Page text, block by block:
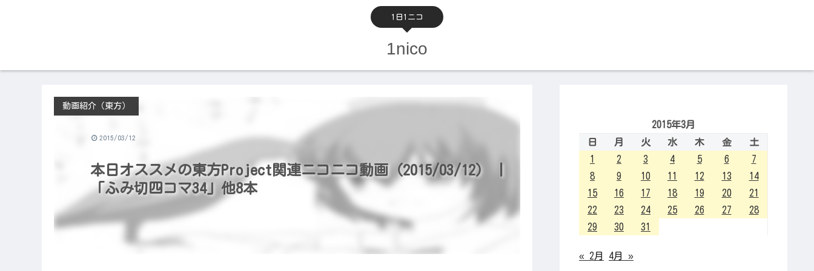
1日1ニコ
1nico
本日オススメの東方Project関連ニコニコ動画（2015/03/12） |
「ふみ切四コマ34」他8本
動画紹介（東方）
2015/03/12
2015年3月
日
月 火 水 木 金
土
1
2 3 4 5 6
7
8
9 10 11 12 13
14
15
16 17 18 19 20
21
22
23 24 25 26 27
28
29
30 31
« 2月 4月 »